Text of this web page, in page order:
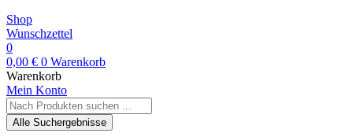
Shop
Wunschzettel
0
0,00 € 0 Warenkorb
Warenkorb
Mein Konto
Search
...Alle Suchergebnisse